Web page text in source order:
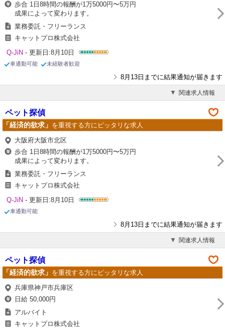
歩合 1日8時間の報酬が1万5000円〜5万円
成果によって変わります。
業務委託・フリーランス
キャットプロ株式会社
Q-JiN - 更新日:8月10日
車通勤可能 未経験者歓迎
8月13日までに結果通知が届きます
関連求人情報
ペット探偵
「経済的欲求」 を重視する方にピッタリな求人
大阪府大阪市北区
歩合 1日8時間の報酬が1万5000円〜5万円
成果によって変わります。
業務委託・フリーランス
キャットプロ株式会社
Q-JiN - 更新日:8月10日
車通勤可能
8月13日までに結果通知が届きます
関連求人情報
ペット探偵
「経済的欲求」 を重視する方にピッタリな求人
兵庫県神戸市兵庫区
日給 50,000円
アルバイト
キャットプロ株式会社